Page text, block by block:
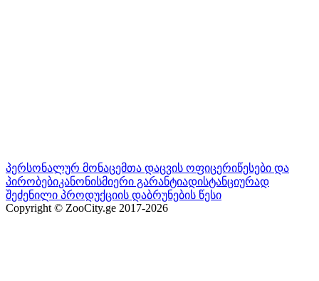
პერსონალურ მონაცემთა დაცვის ოფიცერიწესები და
პირობებიკანონისმიერი გარანტიადისტანციურად
შეძენილი პროდუქციის დაბრუნების წესი
Copyright © ZooCity.ge 2017-2026